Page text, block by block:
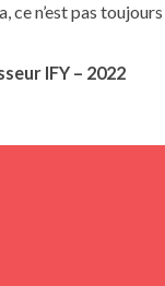
ce n’est pas
IFY – 2022